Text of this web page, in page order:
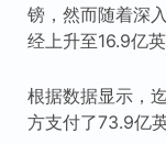
镑，然而随着深
经上升至16.9亿英
根据数据显示，
方支付了73.9亿